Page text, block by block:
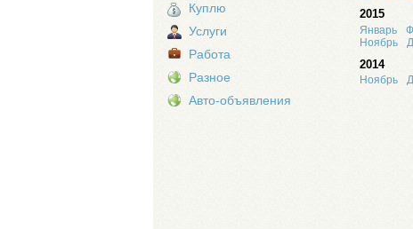
Куплю
Услуги
Работа
Разное
Авто-объявления
2015
Январь
Ноябрь
2014
Ноябрь